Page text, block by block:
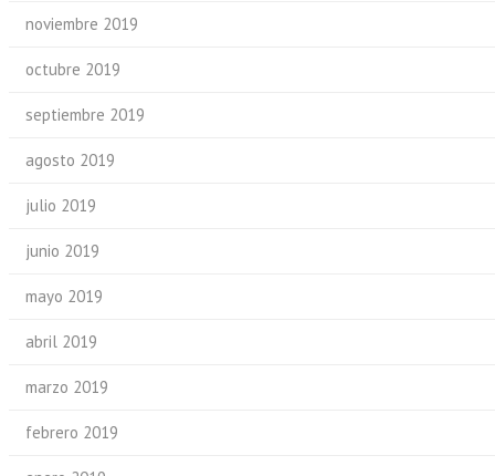
noviembre 2019
octubre 2019
septiembre 2019
agosto 2019
julio 2019
junio 2019
mayo 2019
abril 2019
marzo 2019
febrero 2019